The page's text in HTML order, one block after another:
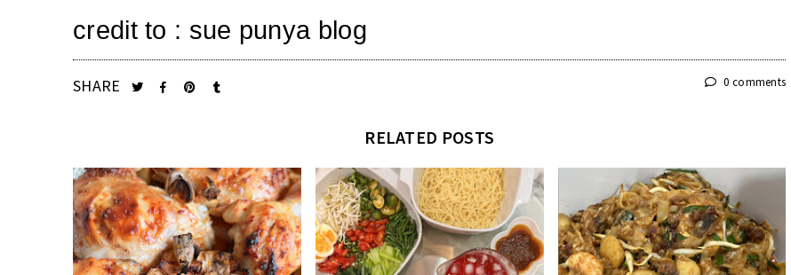
credit to : sue punya blog
SHARE 0 comments
RELATED POSTS